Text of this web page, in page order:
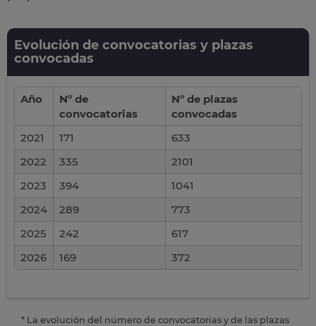
Evolución de convocatorias y plazas
convocadas
Año
Nº de
convocatorias
Nº de plazas
convocadas
2021
171
633
2022
335
2101
2023
394
1041
2024
289
773
2025
242
617
2026
169 372
* La evolución del número de convocatorias y de las plazas